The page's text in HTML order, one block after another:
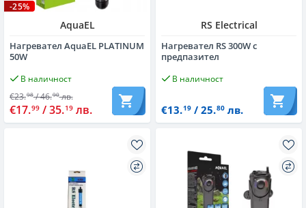
-25%
AquaEL
Нагревател AquaEL PLATINUM
50W
В наличност
€23.98/ 46.90лв.
€17.99 / 35.19 лв.
RS Electrical
Нагревател RS 300W с
предпазител
В наличност
€13.19/ 25.80лв.